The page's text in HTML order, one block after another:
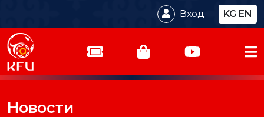
Вход KG EN
Новости